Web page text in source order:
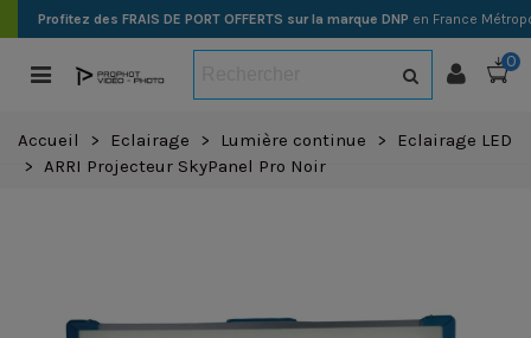
Profitez des FRAIS DE PORT OFFERTS sur la marque DNP en France
0
Accueil > Eclairage > Lumière continue >
Eclairage LED
> ARRI Projecteur SkyPanel Pro Noir